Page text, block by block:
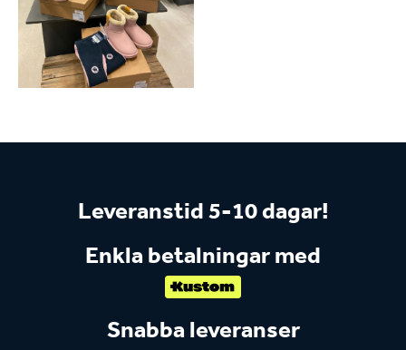
Leveranstid 5-10 dagar!
Enkla betalningar med
Snabba leveranser